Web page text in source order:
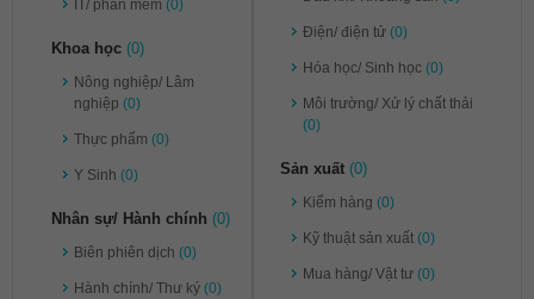
IT/ phần mềm (0)
Khoa học (0)
Nông nghiệp/ Lâm
nghiệp (0)
Thực phẩm (0)
Y Sinh (0)
Nhân sự/ Hành chính (0)
Biên phiên dịch (0)
Hành chính/ Thư ký (0)
Điện/ điện tử (0)
Hóa học/ Sinh học (0)
Môi trường/ Xử lý chất thải
(0)
Sản xuất (0)
Kiểm hàng (0)
Kỹ thuật sản xuất (0)
Mua hàng/ Vật tư (0)